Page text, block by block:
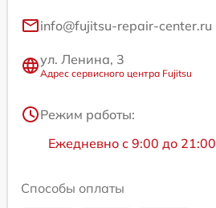
info@fujitsu-repair-center.ru
ул. Ленина, 3
Адрес сервисного центра Fujitsu
Режим работы:
Ежедневно с 9:00 до 21:00
Способы оплаты